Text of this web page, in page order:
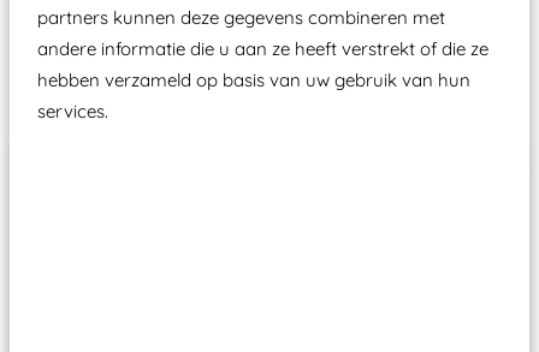
partners kunnen deze gegevens combineren met
andere informatie die u aan ze heeft verstrekt of die ze
hebben verzameld op basis van uw gebruik van hun
services.
Past er goed bij